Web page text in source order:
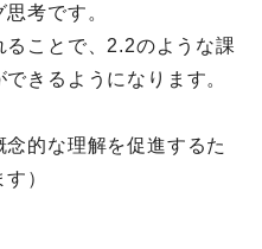
考です。
ことで、2.2のような課
きるようになります。
的な理解を促進するた
）